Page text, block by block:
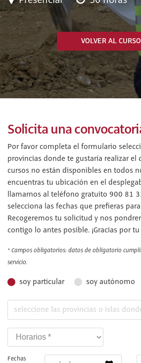
VOLVER AL CURSO
Solicita una
Por favor completa el formulario
provincias donde te gustaría realizar el
cursos no están disponibles en todos
encuentras tu ubicación en el
llamarnos al teléfono gratuito 900 81
selecciona las fechas que prefieras
Recogeremos tu solicitud y nos
contigo lo antes posible. ¡Gracias por
* Campos obligatorios: datos de obligatorio
servicio.
soy particular soy autónomo
Fechas